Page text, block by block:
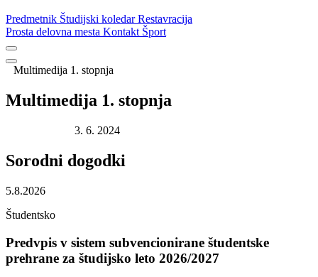
Predmetnik Študijski koledarRestavracija
Prosta delovna mesta Kontakt Šport
Multimedija 1. stopnja
Multimedija 1. stopnja
3. 6. 2024
Sorodni dogodki
5.8.2026
Študentsko
Predvpis v sistem subvencionirane študentske
prehrane za študijsko leto 2026/2027